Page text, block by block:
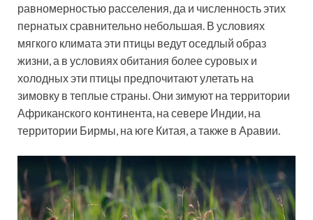
равномерностью расселения, да и численность этих
пернатых сравнительно небольшая. В условиях
мягкого климата эти птицы ведут оседлый образ
жизни, а в условиях обитания более суровых и
холодных эти птицы предпочитают улетать на
зимовку в теплые страны. Они зимуют на территории
Африканского континента, на севере Индии, на
территории Бирмы, на юге Китая, а также в Аравии.